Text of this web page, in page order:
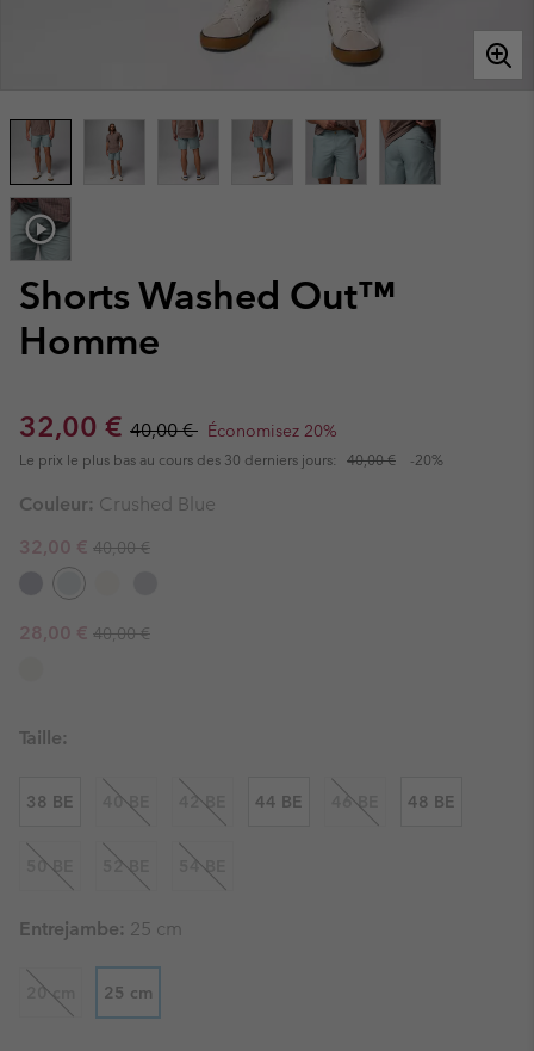
Shorts Washed Out™
Homme
Sale price:
32,00 € Regular price:
40,00 € Économisez 20%
Le prix le plus bas au cours des 30 derniers jours: 40,00 € -20%
Couleur: Crushed Blue
Sale price:
32,00 € Regular price:
40,00 €
Sale price:
28,00 € Regular price:
40,00 €
Taille:
38 BE 40 BE 42 BE 44 BE 46 BE 48 BE
50 BE 52 BE 54 BE
Entrejambe: 25 cm
20 cm 25 cm